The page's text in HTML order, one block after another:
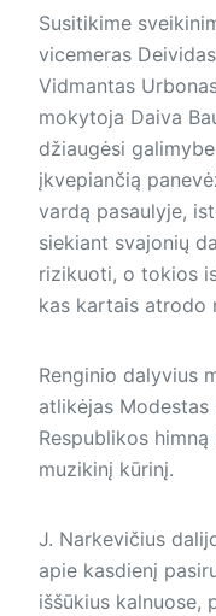
Susitikime
vicemeras
Vidmantas
mokytoja Daiva
džiaugėsi
įkvepiančią
vardą pasaulyje,
siekiant svajonių
rizikuoti, o tokios
kas kartais atrodo
Renginio dalyvius
atlikėjas Modestas
Res­pu­blikos
muzikinį kūrinį.
J. Narkevičius
apie kasdienį
iššūkius kalnuose,